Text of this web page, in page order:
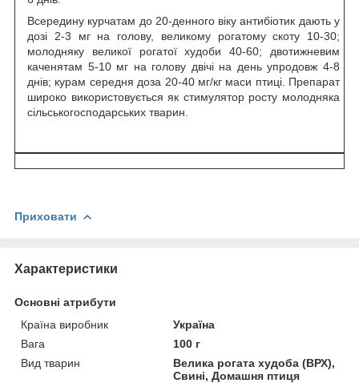
Всередину курчатам до 20-денного віку антибіотик дають у
дозі 2-3 мг на голову, великому рогатому скоту 10-30;
молодняку великої рогатої худоби 40-60; двотижневим
каченятам 5-10 мг на голову двічі на день упродовж 4-8
днів; курам середня доза 20-40 мг/кг маси птиці. Препарат
широко використовується як стимулятор росту молодняка
сільськогосподарських тварин.
Приховати
Характеристики
Основні атрибути
Країна виробник
Україна
Вага
100 г
Вид тварин
Велика рогата худоба (ВРХ),
Свині, Домашня птиця